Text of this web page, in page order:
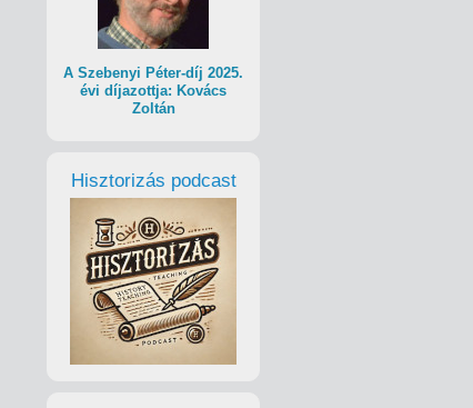
A Szebenyi Péter-díj 2025.
évi díjazottja: Kovács
Zoltán
Hisztorizás podcast